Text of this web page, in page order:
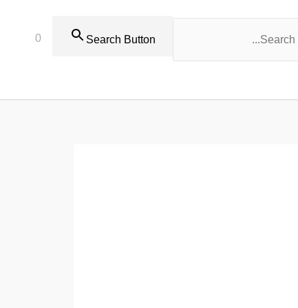
Search Button
0